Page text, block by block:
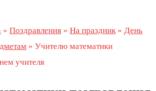
» Поздравления » На праздник » День
» Учителю математики
учителя